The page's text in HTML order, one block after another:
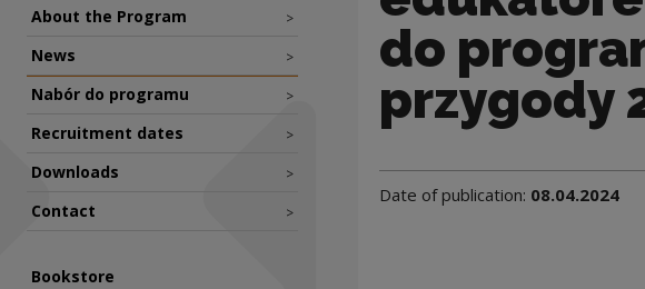
About the Program >
News >
Nabór do programu >
Recruitment dates >
Downloads >
Contact >
Bookstore
do
przygody
Date of publication: 08.04.2024